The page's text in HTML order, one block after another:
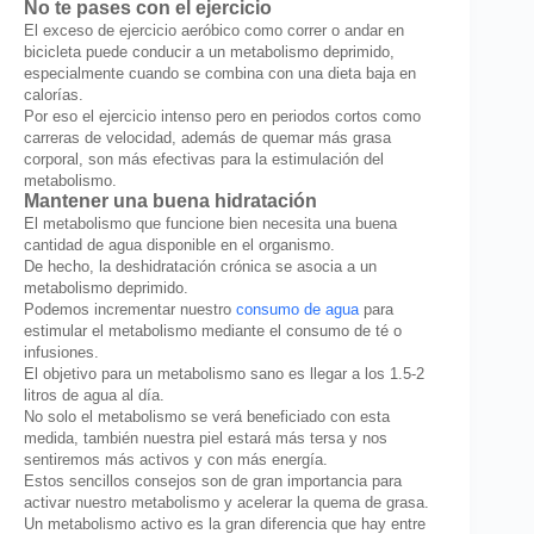
No te pases con el ejercicio
El exceso de ejercicio aeróbico como correr o andar en
bicicleta puede conducir a un metabolismo deprimido,
especialmente cuando se combina con una dieta baja en
calorías.
Por eso el ejercicio intenso pero en periodos cortos como
carreras de velocidad, además de quemar más grasa
corporal, son más efectivas para la estimulación del
metabolismo.
Mantener una buena hidratación
El metabolismo que funcione bien necesita una buena
cantidad de agua disponible en el organismo.
De hecho, la deshidratación crónica se asocia a un
metabolismo deprimido.
Podemos incrementar nuestro consumo de agua para
estimular el metabolismo mediante el consumo de té o
infusiones.
El objetivo para un metabolismo sano es llegar a los 1.5-2
litros de agua al día.
No solo el metabolismo se verá beneficiado con esta
medida, también nuestra piel estará más tersa y nos
sentiremos más activos y con más energía.
Estos sencillos consejos son de gran importancia para
activar nuestro metabolismo y acelerar la quema de grasa.
Un metabolismo activo es la gran diferencia que hay entre